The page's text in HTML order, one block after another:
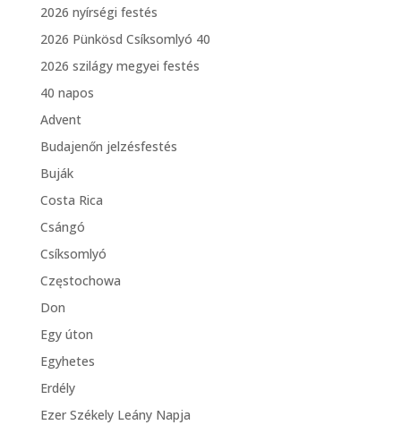
2026 nyírségi festés
2026 Pünkösd Csíksomlyó 40
2026 szilágy megyei festés
40 napos
Advent
Budajenőn jelzésfestés
Buják
Costa Rica
Csángó
Csíksomlyó
Częstochowa
Don
Egy úton
Egyhetes
Erdély
Ezer Székely Leány Napja